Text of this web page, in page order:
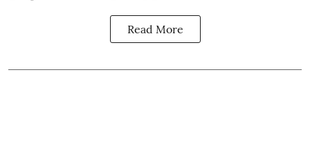
Read More